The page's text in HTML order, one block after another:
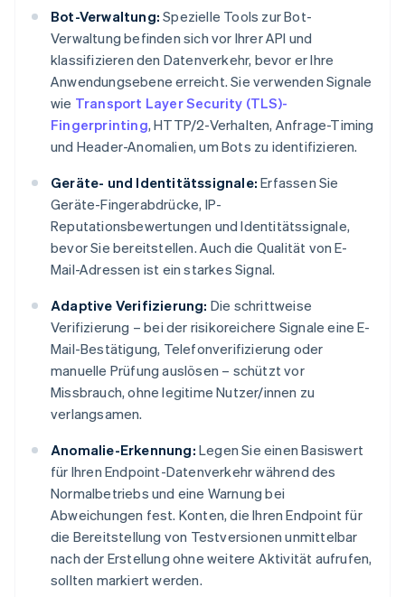
Bot-Verwaltung: Spezielle Tools zur Bot-
Verwaltung befinden sich vor Ihrer API und
klassifizieren den Datenverkehr, bevor er Ihre
Anwendungsebene erreicht. Sie verwenden Signale
wie Transport Layer Security (TLS)-
Fingerprinting, HTTP/2-Verhalten, Anfrage-Timing
und Header-Anomalien, um Bots zu identifizieren.
Geräte- und Identitätssignale: Erfassen Sie
Geräte-Fingerabdrücke, IP-
Reputationsbewertungen und Identitätssignale,
bevor Sie bereitstellen. Auch die Qualität von E-
Mail-Adressen ist ein starkes Signal.
Adaptive Verifizierung: Die schrittweise
Verifizierung – bei der risikoreichere Signale eine E-
Mail-Bestätigung, Telefonverifizierung oder
manuelle Prüfung auslösen – schützt vor
Missbrauch, ohne legitime Nutzer/innen zu
verlangsamen.
Anomalie-Erkennung: Legen Sie einen Basiswert
für Ihren Endpoint-Datenverkehr während des
Normalbetriebs und eine Warnung bei
Abweichungen fest. Konten, die Ihren Endpoint für
die Bereitstellung von Testversionen unmittelbar
nach der Erstellung ohne weitere Aktivität aufrufen,
sollten markiert werden.